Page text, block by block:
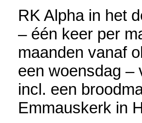
RK Alpha in het
– één keer per
maanden vanaf
een woensdag –
incl. een
Emmauskerk in